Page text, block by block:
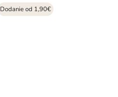
Dodanie od 1,90€